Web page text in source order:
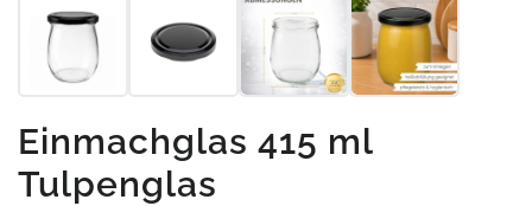
Einmachglas 415 ml
Tulpenglas